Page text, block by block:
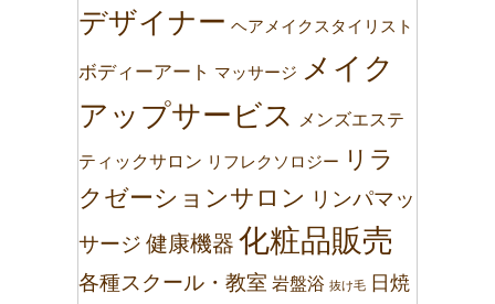
デザイナー ヘアメイクスタイリスト
ボディーアート マッサージ メイク
アップサービス
メンズエステ
ティックサロン リフレクソロジー リラ
クゼーションサロン リンパマッ
サージ 健康機器 化粧品販売
各種スクール・教室 岩盤浴 抜け毛 日焼